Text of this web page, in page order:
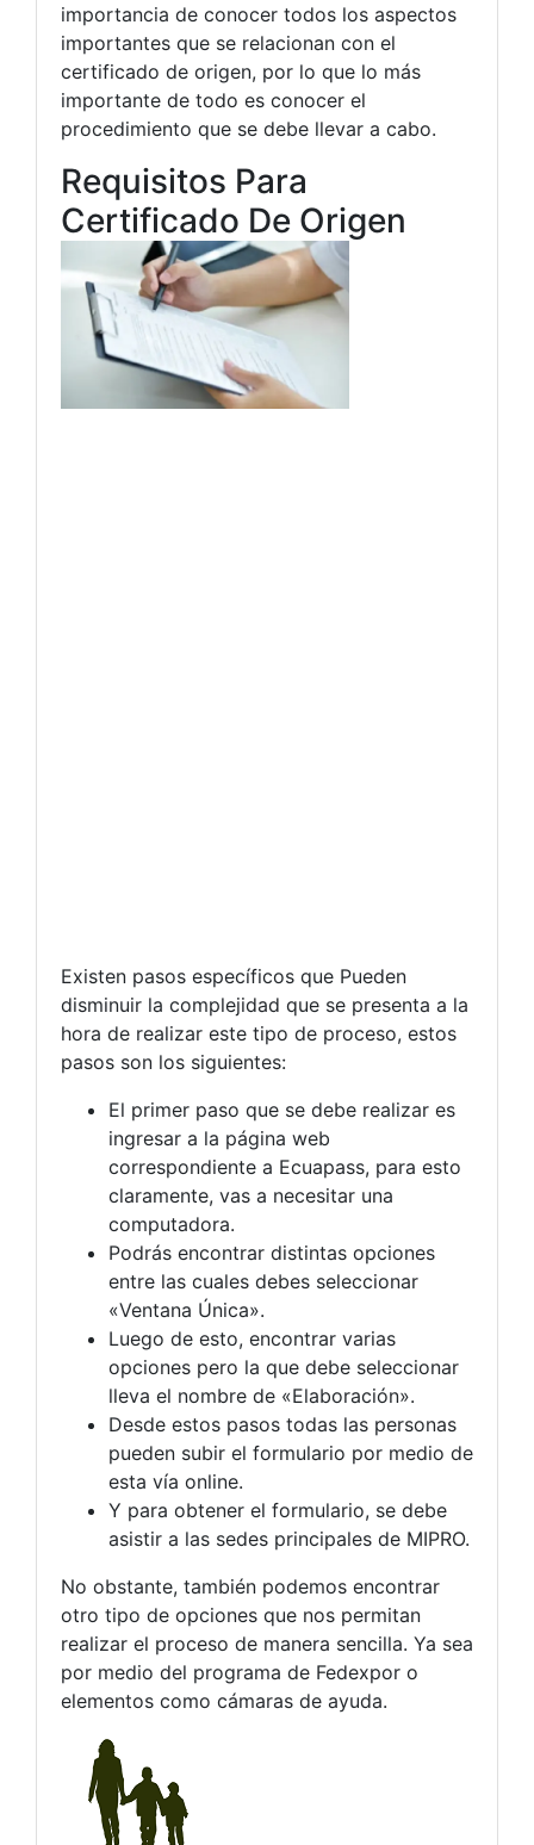
importancia de conocer todos los aspectos
importantes que se relacionan con el
certificado de origen, por lo que lo más
importante de todo es conocer el
procedimiento que se debe llevar a cabo.
Requisitos Para
Certificado De Origen
Existen pasos específicos que Pueden
disminuir la complejidad que se presenta a la
hora de realizar este tipo de proceso, estos
pasos son los siguientes:
El primer paso que se debe realizar es
ingresar a la página web
correspondiente a Ecuapass, para esto
claramente, vas a necesitar una
computadora.
Podrás encontrar distintas opciones
entre las cuales debes seleccionar
«Ventana Única».
Luego de esto, encontrar varias
opciones pero la que debe seleccionar
lleva el nombre de «Elaboración».
Desde estos pasos todas las personas
pueden subir el formulario por medio de
esta vía online.
Y para obtener el formulario, se debe
asistir a las sedes principales de MIPRO.
No obstante, también podemos encontrar
otro tipo de opciones que nos permitan
realizar el proceso de manera sencilla. Ya sea
por medio del programa de Fedexpor o
elementos como cámaras de ayuda.